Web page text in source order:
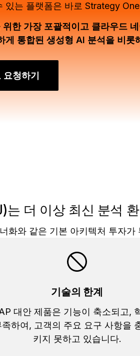
있는 플랫폼은 바로 Strategy
한 가장 포괄적이고 클라우드 네
통합된 생성형 AI 분석을 비롯
요청하기
더 이상 최신 분석
화와 같은 기본 아키텍처 투자
기술의 한계
대안 제품은 기능이 축소되고,
족하여, 고객의 주요 요구 사항을
키지 못하고 있습니다.